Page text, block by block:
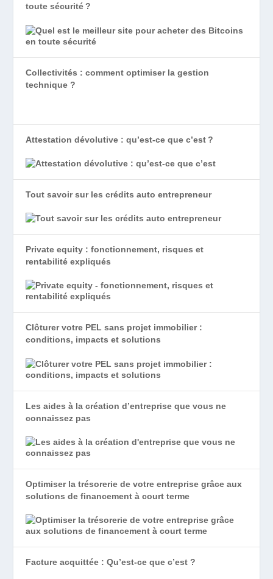
toute sécurité ?
Collectivités : comment optimiser la gestion
technique ?
Attestation dévolutive : qu’est-ce que c’est ?
Tout savoir sur les crédits auto entrepreneur
Private equity : fonctionnement, risques et
rentabilité expliqués
Clôturer votre PEL sans projet immobilier :
conditions, impacts et solutions
Les aides à la création d’entreprise que vous ne
connaissez pas
Optimiser la trésorerie de votre entreprise grâce aux
solutions de financement à court terme
Facture acquittée : Qu’est-ce que c’est ?